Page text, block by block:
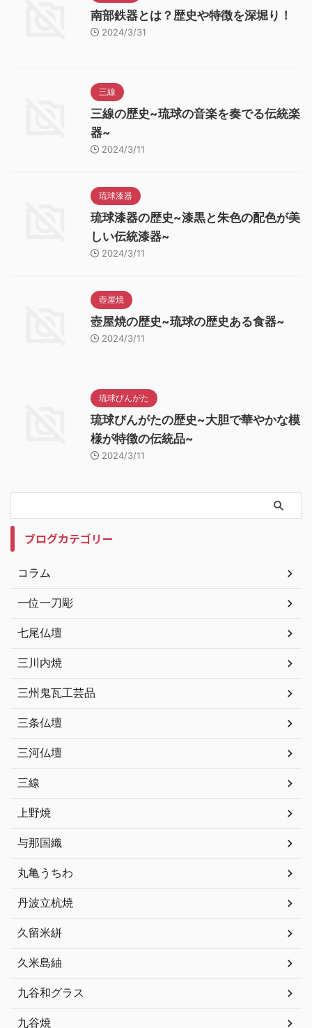
南部鉄器とは？歴史や特徴を深堀り！
2024/3/31
三線
三線の歴史~琉球の音楽を奏でる伝統楽
器~
2024/3/11
琉球漆器
琉球漆器の歴史~漆黒と朱色の配色が美
しい伝統漆器~
2024/3/11
壺屋焼
壺屋焼の歴史~琉球の歴史ある食器~
2024/3/11
琉球びんがた
琉球びんがたの歴史~大胆で華やかな模
様が特徴の伝統品~
2024/3/11
ブログカテゴリー
コラム
一位一刀彫
七尾仏壇
三川内焼
三州鬼瓦工芸品
三条仏壇
三河仏壇
三線
上野焼
与那国織
丸亀うちわ
丹波立杭焼
久留米絣
久米島紬
九谷和グラス
九谷焼